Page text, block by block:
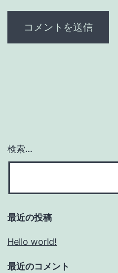
検索…
最近の投稿
Hello world!
最近のコメント